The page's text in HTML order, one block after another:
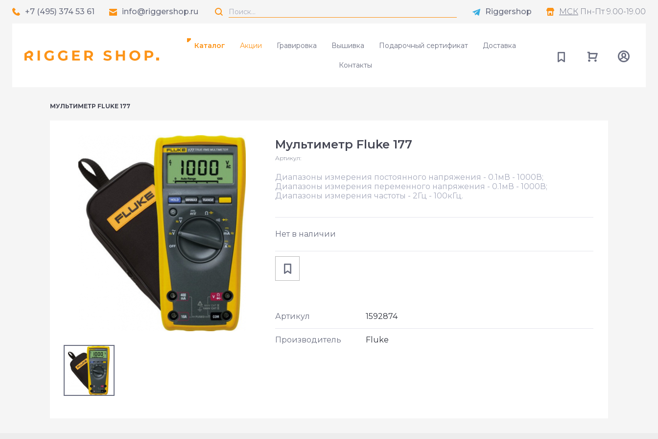
+7 (495) 374 53 61 info@riggershop.ru Riggershop МСК Пн-Пт 9.00-19.00
Каталог Акции Гравировка Вышивка Подарочный сертификат Доставка
Контакты
МУЛЬТИМЕТР FLUKE 177
Мультиметр Fluke 177
Артикул:
Диапазоны измерения постоянного напряжения - 0.1мВ - 1000В;
Диапазоны измерения переменного напряжения - 0.1мВ - 1000В;
Диапазоны измерения частоты - 2Гц - 100кГц.
Нет в наличии
Артикул 1592874
Производитель Fluke